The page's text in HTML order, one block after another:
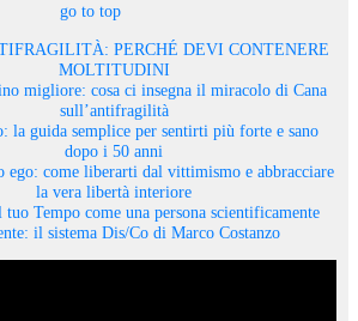
go to top
PERCHÉ DEVI CONTENERE
MOLTITUDINI
migliore: cosa ci insegna il miracolo di Cana
sull’antifragilità
la guida semplice per sentirti più forte e sano
dopo i 50 anni
ego: come liberarti dal vittimismo e abbracciare
la vera libertà interiore
tuo Tempo come una persona scientificamente
il sistema Dis/Co di Marco Costanzo